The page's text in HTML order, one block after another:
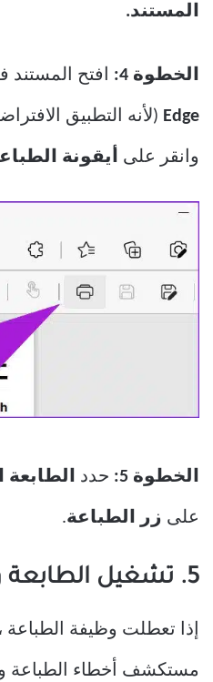
المستند.
الخطوة 4: افتح المستند
Edge
وانقر على أيقونة
الخطوة 5: حدد الطابعة
على زر الطباعة.
5. تشغيل الطابعة وإصلاحها
إذا تعطلت وظيفة
مستكشف أخطاء الطباعة